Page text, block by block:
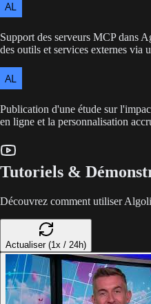
Support des serveurs MCP dans
des outils et services externes via
Publication d'une étude sur
en ligne et la personnalisation
Tutoriels &
Découvrez comment utiliser
Actualiser (1x / 24h)